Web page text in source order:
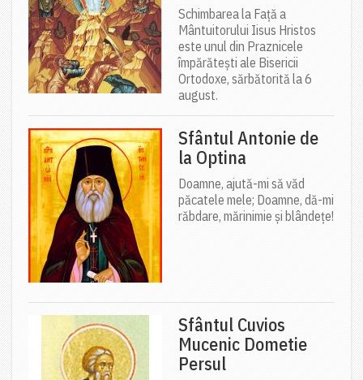
Schimbarea la Față a
Mântuitorului Iisus Hristos
este unul din Praznicele
împărătești ale Bisericii
Ortodoxe, sărbătorită la 6
august.
Sfântul Antonie de
la Optina
Doamne, ajută-mi să văd
păcatele mele; Doamne, dă-mi
răbdare, mărinimie şi blândeţe!
Sfântul Cuvios
Mucenic Dometie
Persul